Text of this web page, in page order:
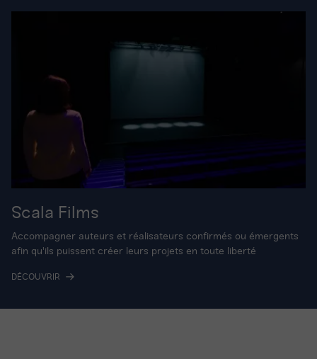
Scala Films
Accompagner auteurs et réalisateurs confirmés ou émergents
afin qu'ils puissent créer leurs projets en toute liberté
DÉCOUVRIR